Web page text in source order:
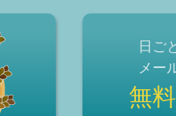
日ご
メー
無料